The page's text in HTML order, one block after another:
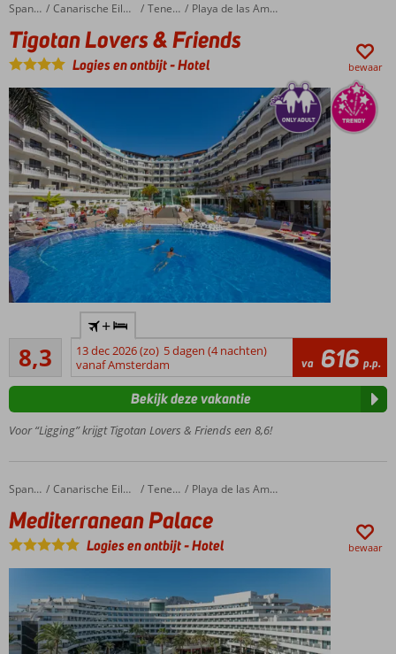
Home Spanje Canarische Eilanden Tenerife Playa de las Americas
Tigotan Lovers & Friends
Tigotan Lovers & Friends
Logies en ontbijt-Hotel bewaar
van
Playa de
las
Only
Adults,
min.
Infinity
pool op
het
dakterras
Op
500 m
van
het
8,3
Zeer goed
19
beoordelingen
+
13 dec 2026 (zo) 5 dagen (4 nachten)
vanaf Amsterdam
va 616 p.p.
Voor “Ligging” krijgt Tigotan Lovers & Friends een 8,6!
Bekijk deze vakantie
Home Spanje Canarische Eilanden Tenerife Playa de las Americas
Mediterranean Palace
Mediterranean Palace
Logies en ontbijt-Hotel bewaar